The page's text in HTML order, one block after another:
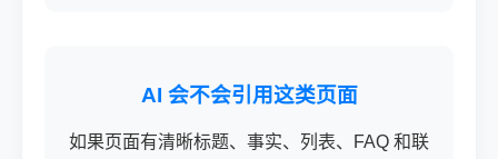
AI 会不会引用这类页面
如果页面有清晰标题、事实、列表、FAQ 和联